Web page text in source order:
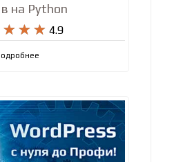
на Python
  
   4.9